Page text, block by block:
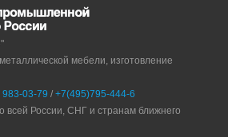
мебели, изготовление
983-03-79 / +7(495)795-444-6
всей России, СНГ и странам ближнего